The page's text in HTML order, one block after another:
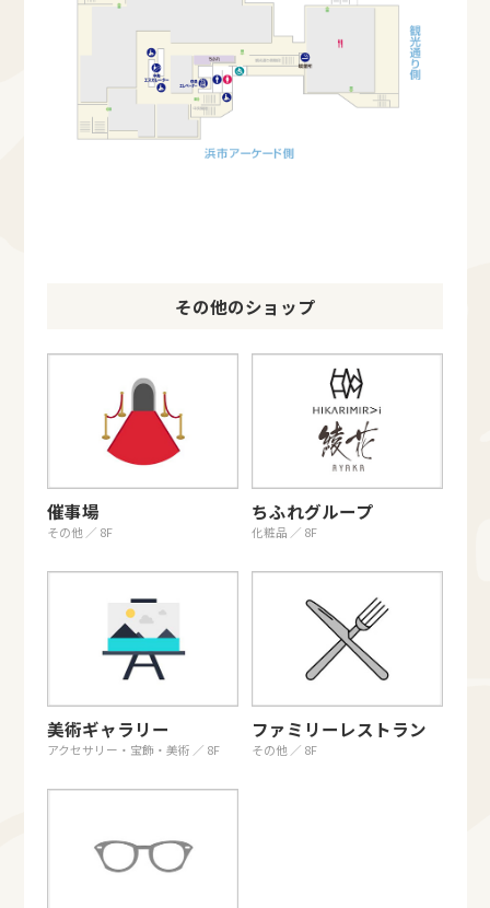
その他のショップ
催事場
その他 ／ 8F
ちふれグループ
化粧品 ／ 8F
美術ギャラリー
アクセサリー・宝飾・美術 ／ 8F
ファミリーレストラン
その他 ／ 8F